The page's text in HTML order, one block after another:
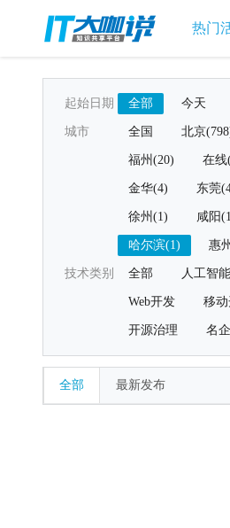
热门
起始日期 全部 今天
城市 全国 北京
福州(20) 在线
金华(4) 东莞
徐州(1) 咸阳
哈尔滨(1) 惠
技术类别 全部 人工智能
Web开发 移
开源治理 名
全部 最新发布